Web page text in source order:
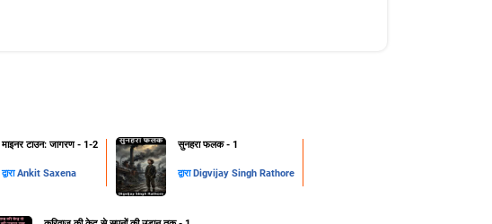
माइनर टाउन: जागरण - 1-2
द्वाराAnkit Saxena
सुनहरा फलक - 1
द्वारा Digvijay Singh Rathore